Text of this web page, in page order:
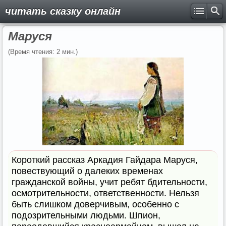
читать сказку онлайн
Маруся
(Время чтения: 2 мин.)
Короткий рассказ Аркадия Гайдара Маруся,
повествующий о далеких временах
гражданской войны, учит ребят бдительности,
осмотрительности, ответственности. Нельзя
быть слишком доверчивым, особенно с
подозрительными людьми. Шпион,